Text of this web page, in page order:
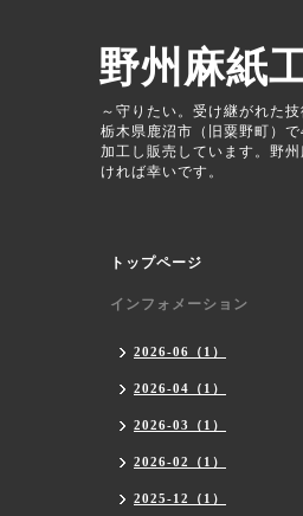
野州麻紙
～守りたい。受け継がれた
栃木県鹿沼市（旧粟野町）
加工し販売しています。野
ければ幸いです。
トップページ
インフォメーション
2026-06（1）
2026-04（1）
2026-03（1）
2026-02（1）
2025-12（1）